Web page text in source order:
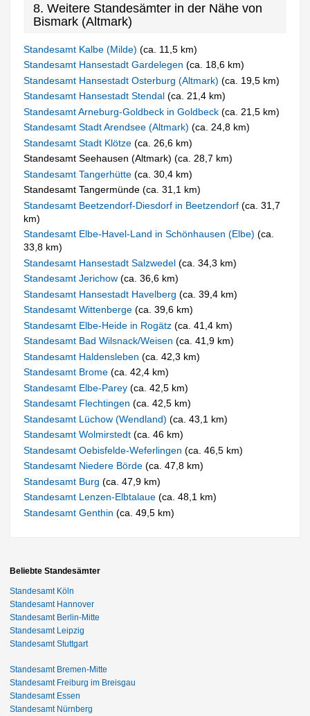
8. Weitere Standesämter in der Nähe von
Bismark (Altmark)
Standesamt Kalbe (Milde)(ca. 11,5 km)
Standesamt Hansestadt Gardelegen(ca. 18,6 km)
Standesamt Hansestadt Osterburg (Altmark)(ca. 19,5 km)
Standesamt Hansestadt Stendal(ca. 21,4 km)
Standesamt Arneburg-Goldbeck in Goldbeck(ca. 21,5 km)
Standesamt Stadt Arendsee (Altmark)(ca. 24,8 km)
Standesamt Stadt Klötze(ca. 26,6 km)
Standesamt Seehausen (Altmark) (ca. 28,7 km)
Standesamt Tangerhütte(ca. 30,4 km)
Standesamt Tangermünde (ca. 31,1 km)
Standesamt Beetzendorf-Diesdorf in Beetzendorf(ca. 31,7
km)
Standesamt Elbe-Havel-Land in Schönhausen (Elbe)(ca.
33,8 km)
Standesamt Hansestadt Salzwedel(ca. 34,3 km)
Standesamt Jerichow(ca. 36,6 km)
Standesamt Hansestadt Havelberg(ca. 39,4 km)
Standesamt Wittenberge(ca. 39,6 km)
Standesamt Elbe-Heide in Rogätz(ca. 41,4 km)
Standesamt Bad Wilsnack/Weisen(ca. 41,9 km)
Standesamt Haldensleben(ca. 42,3 km)
Standesamt Brome(ca. 42,4 km)
Standesamt Elbe-Parey(ca. 42,5 km)
Standesamt Flechtingen(ca. 42,5 km)
Standesamt Lüchow (Wendland)(ca. 43,1 km)
Standesamt Wolmirstedt(ca. 46 km)
Standesamt Oebisfelde-Weferlingen(ca. 46,5 km)
Standesamt Niedere Börde(ca. 47,8 km)
Standesamt Burg(ca. 47,9 km)
Standesamt Lenzen-Elbtalaue(ca. 48,1 km)
Standesamt Genthin(ca. 49,5 km)
Beliebte Standesämter
Standesamt Köln
Standesamt Hannover
Standesamt Berlin-Mitte
Standesamt Leipzig
Standesamt Stuttgart
Standesamt Bremen-Mitte
Standesamt Freiburg im Breisgau
Standesamt Essen
Standesamt Nürnberg